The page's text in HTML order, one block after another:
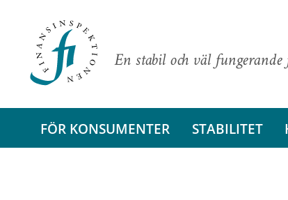
En stabil och väl
FÖR KONSUMENTER STABILITET